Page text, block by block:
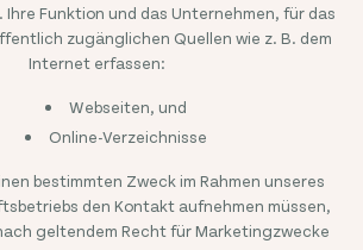
Ihre Funktion und das Unternehmen, für das
zugänglichen Quellen wie z. B. dem
Internet erfassen:
Webseiten, und
Online-Verzeichnisse
bestimmten Zweck im Rahmen unseres
den Kontakt aufnehmen müssen,
geltendem Recht für Marketingzwecke